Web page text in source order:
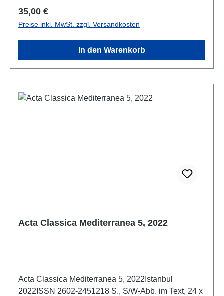
Regulärer Preis:
35,00 €
Preise inkl. MwSt. zzgl. Versandkosten
In den Warenkorb
Acta Classica Mediterranea 5, 2022
Acta Classica Mediterranea 5, 2022Istanbul
2022ISSN 2602-2451218 S., S/W-Abb. im Text, 24 x